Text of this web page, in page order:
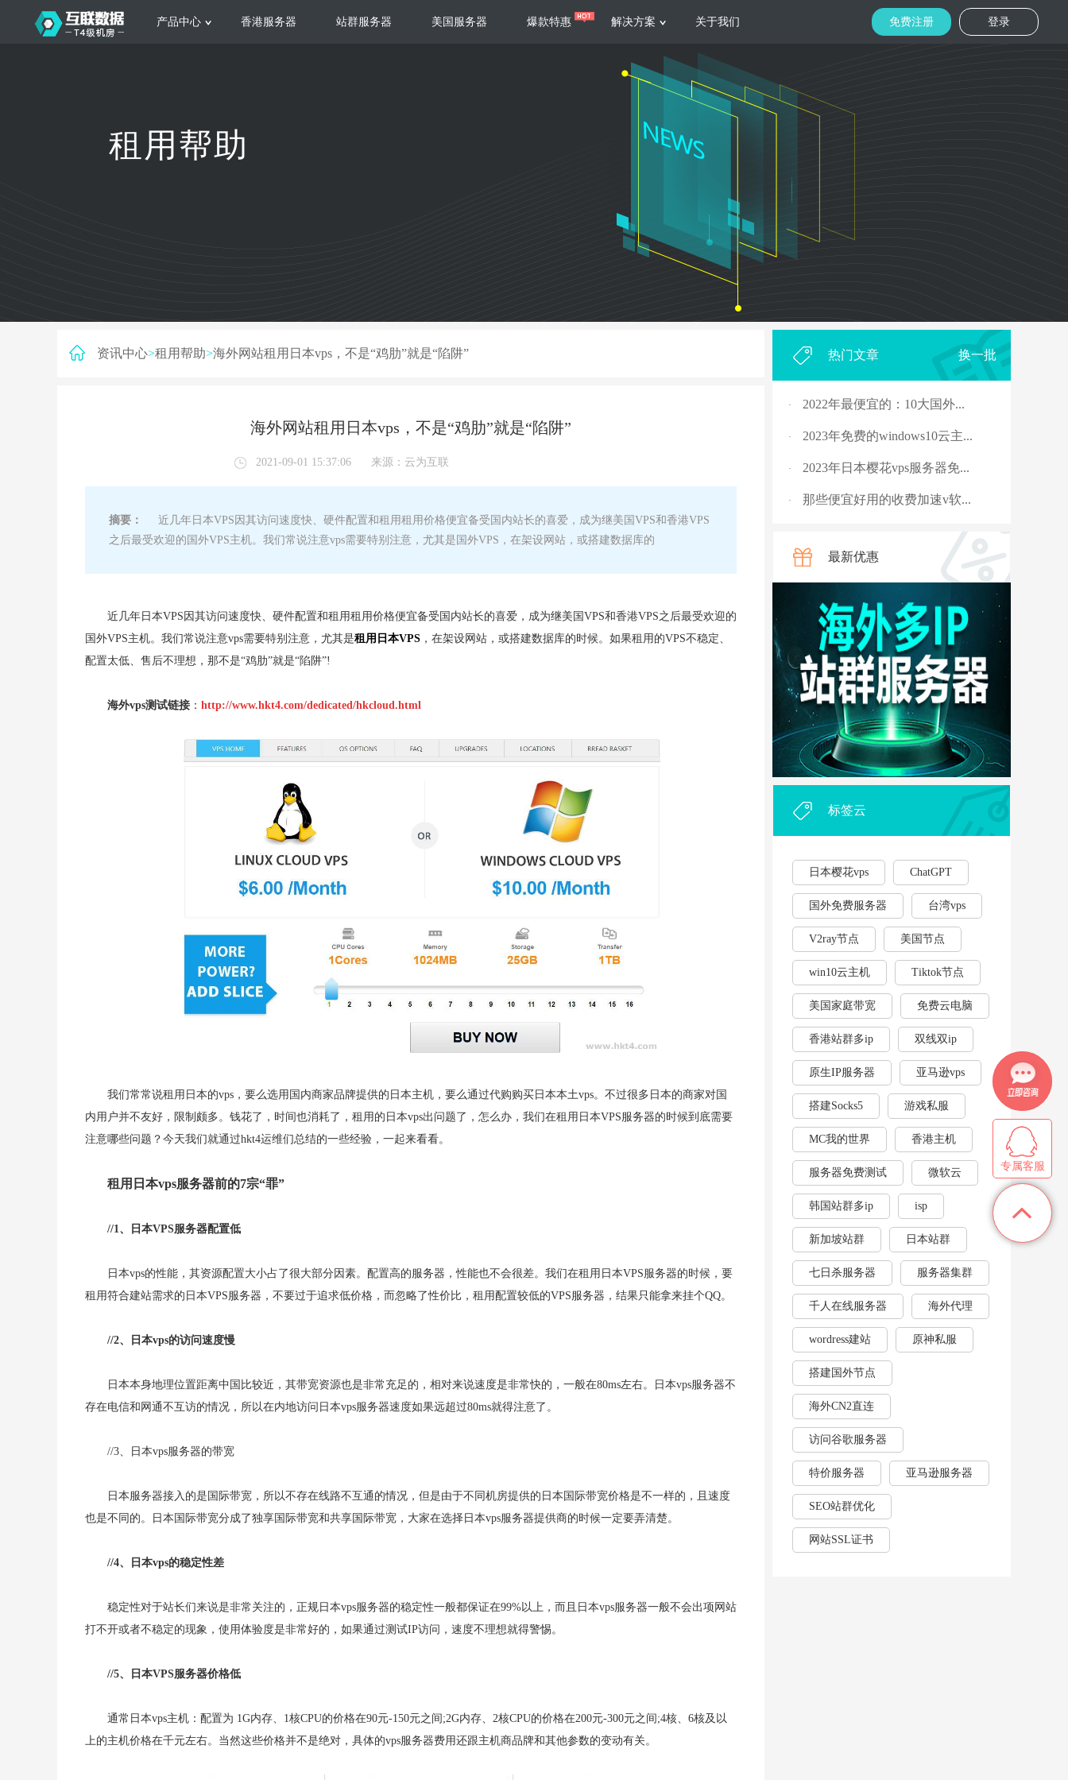
产品中心
新加坡服务器 台湾服务器
服务器托管
电信机柜租用 香港机柜租用
香港服务器 站群服务器 美国服务器 爆款特惠 解决方案
根据不同规模的网站提供可定制化的架
构和 一站式协助
集源视频存储、高效自动转码切片技术
以及 内容分发等功能，加速视频播放
大数据营销
低成本有效采集、分析、应用海量营销
数据，降 低20%的人工成本，做到精准
关于我们
服务支持
登录
免费注册
租用帮助
资讯中心>租用帮助>海外网站租用日本vps，不是“鸡肋”就是“陷阱”
海外网站租用日本vps，不是“鸡肋”就是“陷阱”
2021-09-01 15:37:06 来源： 云为互联
摘要：
近几年日本VPS因其访问速度快、硬件配置和租用租用价格便宜备受国内站长的喜爱，成为继美国VPS和香港VPS
之后最受欢迎的国外VPS主机。我们常说注意vps需要特别注意，尤其是国外VPS，在架设网站，或搭建数据库的
近几年日本VPS因其访问速度快、硬件配置和租用租用价格便宜备受国内站长的喜爱，成为继美国VPS和香港VPS之后最受欢迎的
国外VPS主机。我们常说注意vps需要特别注意，尤其是租用日本VPS ，在架设网站，或搭建数据库的时候。如果租用的VPS不稳定、
配置太低、售后不理想，那不是“鸡肋”就是“陷阱”!
海外vps测试链接 ： http://www.hkt4.com/dedicated/hkcloud.html
我们常常说租用日本的vps，要么选用国内商家品牌提供的日本主机，要么通过代购购买日本本土vps。不过很多日本的商家对国
内用户并不友好，限制颇多。钱花了，时间也消耗了，租用的日本vps出问题了，怎么办，我们在租用日本VPS服务器的时候到底需要
注意哪些问题？今天我们就通过hkt4运维们总结的一些经验，一起来看看。
租用日本vps服务器前的7宗“罪”
//1、日本VPS服务器配置低
日本vps的性能，其资源配置大小占了很大部分因素。配置高的服务器，性能也不会很差。我们在租用日本VPS服务器的时候，要
租用符合建站需求的日本VPS服务器，不要过于追求低价格，而忽略了性价比，租用配置较低的VPS服务器，结果只能拿来挂个QQ。
//2、日本vps的访问速度慢
日本本身地理位置距离中国比较近，其带宽资源也是非常充足的，相对来说速度是非常快的，一般在80ms左右。日本vps服务器不
存在电信和网通不互访的情况，所以在内地访问日本vps服务器速度如果远超过80ms就得注意了。
//3、日本vps服务器的带宽
日本服务器接入的是国际带宽，所以不存在线路不互通的情况，但是由于不同机房提供的日本国际带宽价格是不一样的，且速度
也是不同的。日本国际带宽分成了独享国际带宽和共享国际带宽，大家在选择日本vps服务器提供商的时候一定要弄清楚。
//4、日本vps的稳定性差
稳定性对于站长们来说是非常关注的，正规日本vps服务器的稳定性一般都保证在99%以上，而且日本vps服务器一般不会出项网站
打不开或者不稳定的现象，使用体验度是非常好的，如果通过测试IP访问，速度不理想就得警惕。
//5、日本VPS服务器价格低
通常日本vps主机：配置为 1G内存、1核CPU的价格在90元-150元之间;2G内存、2核CPU的价格在200元-300元之间;4核、6核及以
上的主机价格在千元左右。当然这些价格并不是绝对，具体的vps服务器费用还跟主机商品牌和其他参数的变动有关。
热门文章 换一批
· 2022年最便宜的：10大国外...
· 2023年免费的windows10云主...
· 2023年日本樱花vps服务器免...
· 那些便宜好用的收费加速v软...
2023年，国外十大免费服务...
rpc服务器不可用的4种解决...
国外vps 加速免费安装
· 骨灰玩家教你安全搭建“游...
· V2ray节点配置连接后无法科...
· 外贸企业和个人利用vps，能...
2023年云服务器用作游戏挂...
最新优惠
标签云
日本樱花vps ChatGPT
国外免费服务器 台湾vps
V2ray节点 美国节点
win10云主机 Tiktok节点
美国家庭带宽 免费云电脑
香港站群多ip 双线双ip
原生IP服务器 亚马逊vps
搭建Socks5 游戏私服
MC我的世界 香港主机
服务器免费测试 微软云
韩国站群多ip isp
新加坡站群 日本站群
七日杀服务器 服务器集群
千人在线服务器 海外代理
wordress建站 原神私服
搭建国外节点
海外CN2直连
访问谷歌服务器
特价服务器 亚马逊服务器
SEO站群优化
网站SSL证书
专属客服